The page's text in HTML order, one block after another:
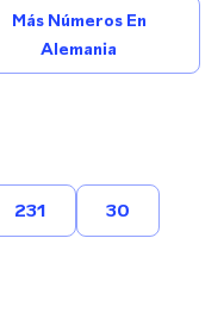
Más Números En
Alemania
231 30